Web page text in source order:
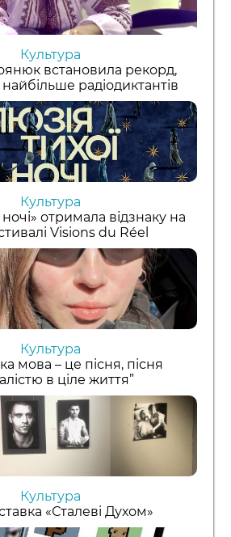
Культура
встановила рекорд,
радіодиктантів
Культура
ночі» отримала відзнаку на
Visions du Réel
Культура
мова – це пісня, пісня
в ціле життя”
Культура
«Сталеві Духом»